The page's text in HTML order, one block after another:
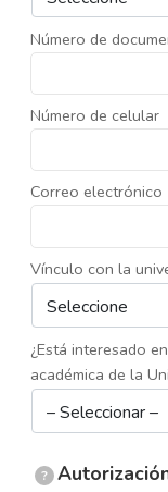
Número de
Número de celular
Correo electrónico
Vínculo con la
¿Está interesado
académica de la
?